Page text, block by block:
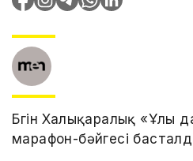
Бүгін Халықаралық «Ұлы
марафон-бәйгесі